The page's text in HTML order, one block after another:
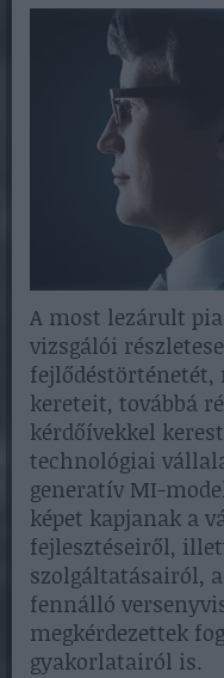
A most lezárult
vizsgálói
fejlődéstörténetét,
kereteit, továbbá
kérdőívekkel
technológiai
generatív MI-
képet kapjanak a
fejlesztéseiről,
szolgáltatásairól,
fennálló
megkérdezettek
gyakorlatairól is.